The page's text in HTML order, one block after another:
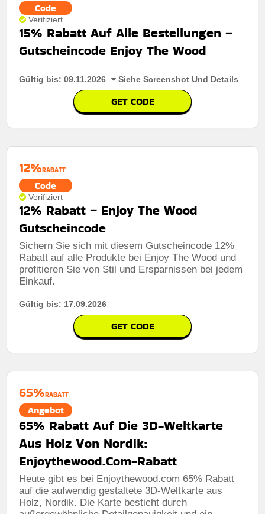
Code
Verifiziert
15% Rabatt Auf Alle Bestellungen –
Gutscheincode Enjoy The Wood
Gültig bis: 09.11.2026 Siehe Screenshot Und Details
GET CODE
Rabatt: 15 % Rabatt auf alle Bestellungen
Berechtigung:Für alle kunden
Art des Angebots:Zeitlich begrenztes angebot
auf der website des händlers
12%RABATT
Code
Verifiziert
12% Rabatt – Enjoy The Wood
Gutscheincode
Sichern Sie sich mit diesem Gutscheincode 12%
Rabatt auf alle Produkte bei Enjoy The Wood und
profitieren Sie von Stil und Ersparnissen bei jedem
Einkauf.
Gültig bis: 17.09.2026
GET CODE
65%RABATT
Angebot
65% Rabatt Auf Die 3D-Weltkarte
Aus Holz Von Nordik:
Enjoythewood.Com-Rabatt
Heute gibt es bei Enjoythewood.com 65% Rabatt
auf die aufwendig gestaltete 3D-Weltkarte aus
Holz, Nordik. Die Karte besticht durch